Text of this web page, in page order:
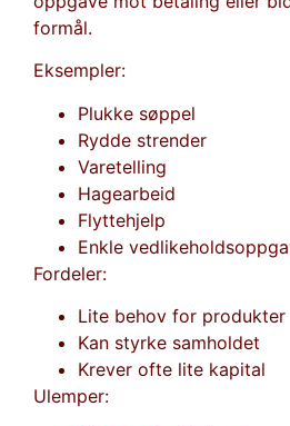
formål.
Eksempler:
Plukke søppel
Rydde strender
Varetelling
Hagearbeid
Flyttehjelp
Enkle
Fordeler:
Lite behov for produkter
Kan styrke samholdet
Krever ofte lite kapital
Ulemper: